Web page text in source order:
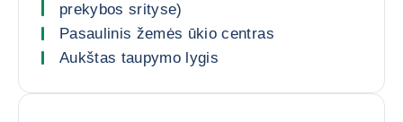
prekybos srityse)
Pasaulinis žemės ūkio centras
Aukštas taupymo lygis